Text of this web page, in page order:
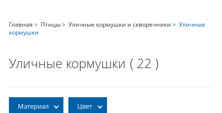
Главная > Птицы> Уличные кормушки и скворечники > Уличные
кормушки
Уличные кормушки ( 22 )
Материал Цвет